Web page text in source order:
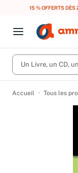
15 % OFFERTS DÈS
Open menu
Fermer le
CD d'occasion
DVD d'occasion
Vinyles
Vous n'avez
Un Livre, un CD,
Accueil Tous les